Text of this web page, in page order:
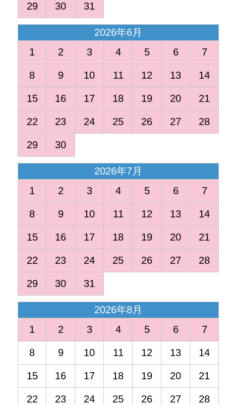
29 30 31
2026年6月
1
2 3 4 5 6 7
8 9 10 11 12 13 14
15 16 17 18 19 20 21
22 23 24 25 26 27 28
29 30
2026年7月
1
2 3 4 5 6 7
8 9 10 11 12 13 14
15 16 17 18 19 20 21
22 23 24 25 26 27 28
29 30 31
2026年8月
1
2 3 4 5 6 7
8 9 10 11 12 13 14
15 16 17 18 19 20 21
22 23 24 25 26 27 28